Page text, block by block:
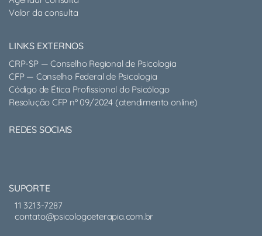
Valor da consulta
LINKS EXTERNOS
CRP-SP — Conselho Regional de Psicologia
CFP — Conselho Federal de Psicologia
Código de Ética Profissional do Psicólogo
Resolução CFP nº 09/2024 (atendimento online)
REDES SOCIAIS
SUPORTE
11 3213-7287
contato@psicologoeterapia.com.br